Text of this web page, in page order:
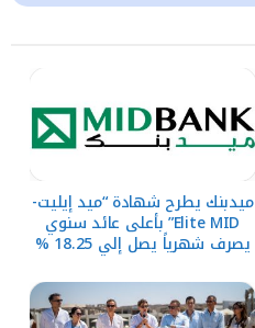
ميدبنك يطرح شهادة “ميد إيليت-
Elite MID” بأعلى عائد سنوي
يصرف شهرياً يصل إلي 18.25 %